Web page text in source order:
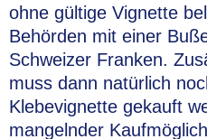
ohne gültige Vignette
Behörden mit einer
Schweizer Franken.
muss dann natürlich
Klebevignette gekauft
mangelnder